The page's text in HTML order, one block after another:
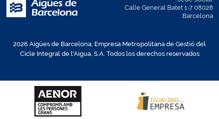
Calle General Batet 1-7 08028
Barcelona
2026 Aigües de Barcelona, Empresa Metropolitana de Gestió del
Cicle Integral de l'Aigua, S.A. Todos los derechos reservados